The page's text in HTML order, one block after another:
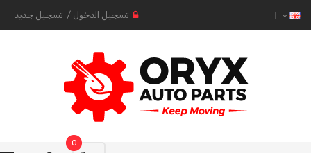
تسجيل الدخول / تسجيل جديد
0